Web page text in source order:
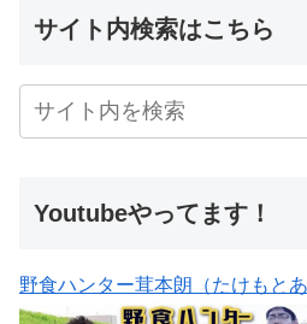
サイト内検索はこちら
Youtubeやってます！
野食ハンター茸本朗（たけもと